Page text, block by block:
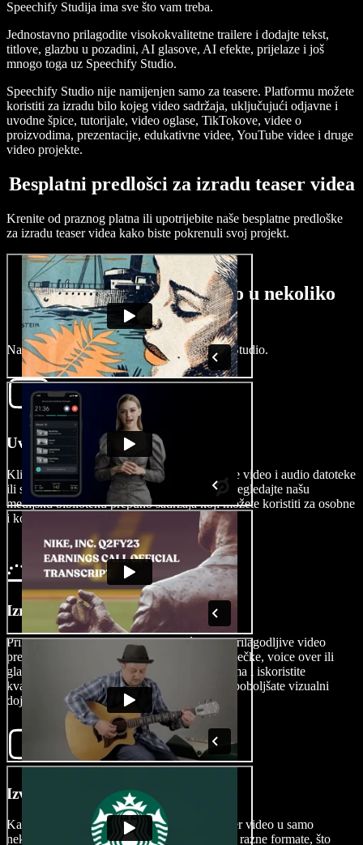
Speechify Studija ima sve što vam treba.
Jednostavno prilagodite visokokvalitetne trailere i dodajte tekst,
titlove, glazbu u pozadini, AI glasove, AI efekte, prijelaze i još
mnogo toga uz Speechify Studio.
Speechify Studio nije namijenjen samo za teasere. Platformu možete
koristiti za izradu bilo kojeg video sadržaja, uključujući odjavne i
uvodne špice, tutorijale, video oglase, TikTokove, videe o
proizvodima, prezentacije, edukativne videe, YouTube videe i druge
video projekte.
Besplatni predlošci za izradu teaser videa
Krenite od praznog platna ili upotrijebite naše besplatne predloške
za izradu teaser videa kako biste pokrenuli svoj projekt.
Kako izraditi teaser video u nekoliko
minuta
Napravite teaser videe u trenu uz Speechify Studio.
Uvezite svoj video
Kliknite na slike/videe kako biste uvezli svoje video i audio datoteke
ili slike. Nemate snimke? Nema problema. Pregledajte našu
medijsku biblioteku prepuno sadržaja koji možete koristiti za osobne
i komercijalne projekte.
Izradite svoj teaser video
Prilagodite svoj teaser video koristeći razne prilagodljive video
predloške. Dodajte privlačne titlove, video isječke, voice over ili
glazbu, eksperimentirajte s različitim fontovima i iskoristite
kvalitetne elemente iz biblioteke da dodatno poboljšate vizualni
dojam svog teasera.
Izvezite svoj teaser video
Kad završite svoje remek-djelo, izvezite teaser video u samo
nekoliko klikova. Speechify Studio podržava razne formate, što